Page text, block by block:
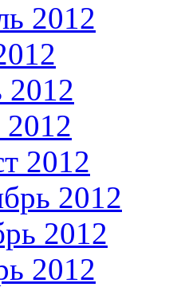
2012
2012
2012
2012
2012